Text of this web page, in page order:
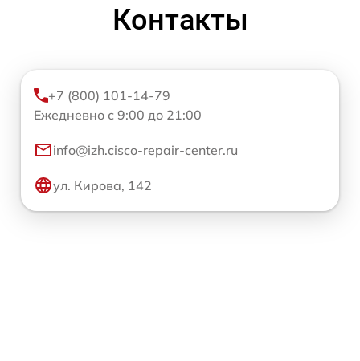
Контакты
+7 (800) 101-14-79
Ежедневно с 9:00 до 21:00
info@izh.cisco-repair-center.ru
ул. Кирова, 142